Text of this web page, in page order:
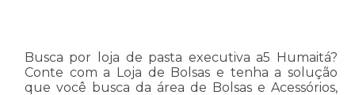
Busca por loja de pasta executiva a5 Humaitá?
Conte com a Loja de Bolsas e tenha a solução
que você busca da área de Bolsas e Acessórios,